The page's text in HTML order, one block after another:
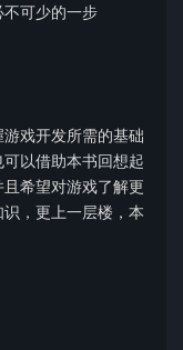
可少的一步
戏开发所需的基础
以借助本书回想起
希望对游戏了解更
，更上一层楼，本